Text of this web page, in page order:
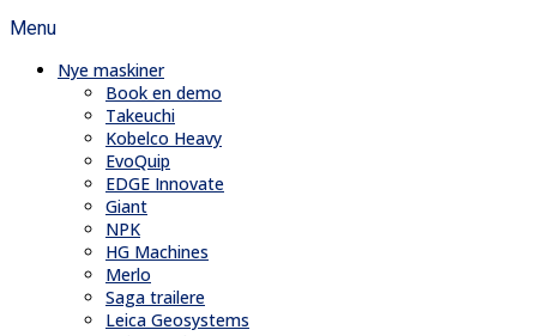
Menu
Nye maskiner
Book en demo
Takeuchi
Kobelco Heavy
EvoQuip
EDGE Innovate
Giant
NPK
HG Machines
Merlo
Saga trailere
Leica Geosystems